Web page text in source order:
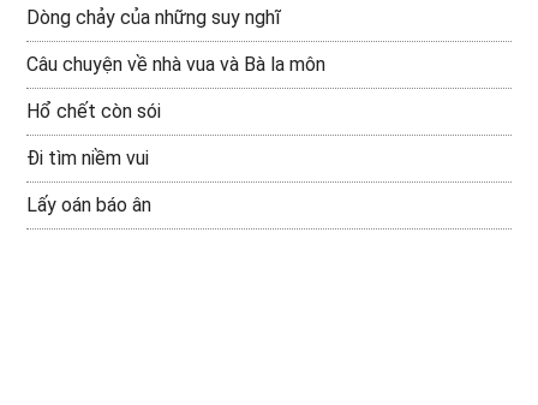
Dòng chảy của những suy nghĩ
Câu chuyện về nhà vua và Bà la môn
Hổ chết còn sói
Đi tìm niềm vui
Lấy oán báo ân